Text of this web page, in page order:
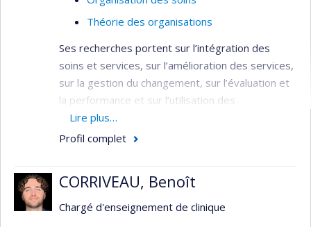
Théorie des organisations
Ses recherches portent sur l’intégration des
soins et services, sur l’amélioration des services,
sur la gestion du changement, sur l’évaluation et
la performance et sur l’utilisation des
connaissances.
Domaines : Médecine sociale et préventive
santé
Méthodologies : Évaluative –
Organisationnelle
Lire plus…
Profil complet
CORRIVEAU, Benoît
Chargé d'enseignement de clinique